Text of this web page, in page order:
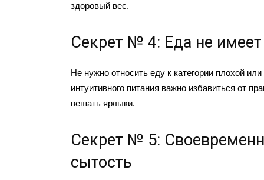
здоровый вес.
Секрет № 4: Еда не
Не нужно относить еду к категории плохой
интуитивного питания важно избавиться от
вешать ярлыки.
Секрет № 5:
сытость